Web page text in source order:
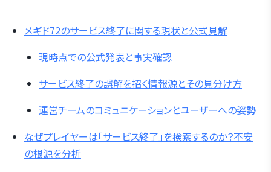
メギド72のサービス終了に関する現状と公式見解
現時点での公式発表と事実確認
サービス終了の誤解を招く情報源とその見分け方
運営チームのコミュニケーションとユーザーへの姿勢
なぜプレイヤーは「サービス終了」を検索するのか？不安
の根源を分析